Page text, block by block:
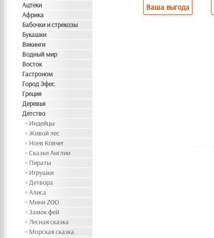
Ацтеки
Африка
Бабочки и стрекозы
Букашки
Викинги
Водный мир
Восток
Гастроном
Город Эфес
Греция
Деревья
Детство
Индейцы
Живой лес
Ноев Ковчег
Сказки Англии
Пираты
Игрушки
Детвора
Алиса
Мини ZOO
Замок фей
Лесная сказка
Морская сказка
Ваша выгода